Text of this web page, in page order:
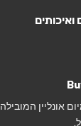
ואיכותים
אונליין המובילה